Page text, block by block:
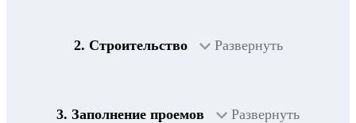
2. Строительство Развернуть
3. Заполнение проемов Развернуть